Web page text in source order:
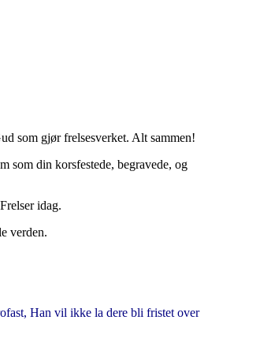
som gjør frelsesverket. Alt sammen!
som din korsfestede, begravede, og
idag.
verden.
Han vil ikke la dere bli fristet over